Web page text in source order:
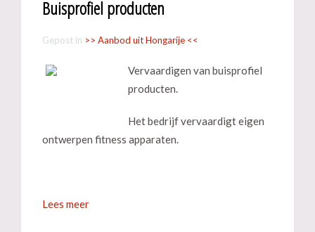
Buisprofiel producten
Gepost in >> Aanbod uit Hongarije <<
Vervaardigen van buisprofiel
producten.
Het bedrijf vervaardigt eigen
ontwerpen fitness apparaten.
Lees meer